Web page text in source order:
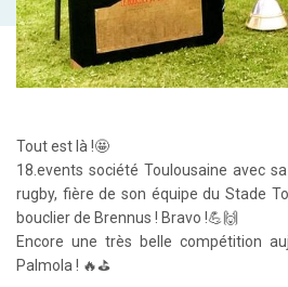
Tout est là !🤩
18.events société Toulousaine avec
rugby, fière de son équipe du Stade
bouclier de Brennus ! Bravo !💪🙌
Encore une très belle compétition
Palmola ! 🔥⛳